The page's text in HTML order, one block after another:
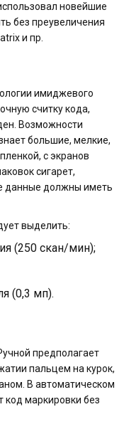
новейшие
без преувеличения
и пр.
имиджевого
считку кода,
Возможности
большие, мелкие,
с экранов
сигарет,
данные должны иметь
выделить:
(250 скан/мин);
(0,3 мп).
предполагает
пальцем на курок,
В автоматическом
код маркировки без